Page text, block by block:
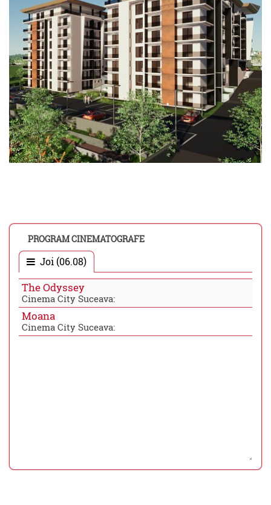
PROGRAM CINEMATOGRAFE
Joi (06.08)
The Odyssey
Cinema City Suceava:
Moana
Cinema City Suceava: